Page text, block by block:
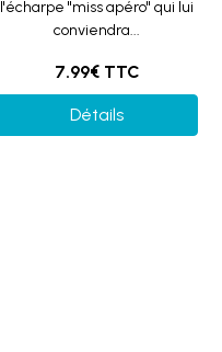
l'écharpe "miss apéro" qui lui
conviendra...
7.99€ TTC
Détails